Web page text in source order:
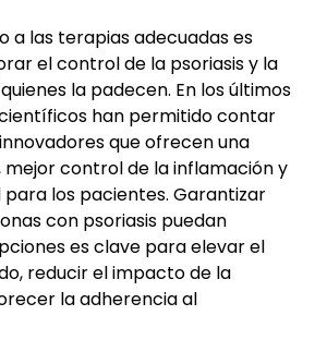
a las terapias adecuadas es
el control de la psoriasis y la
la padecen. En los últimos
han permitido contar
que ofrecen una
mejor control de la inflamación y
los pacientes. Garantizar
con psoriasis puedan
es clave para elevar el
reducir el impacto de la
la adherencia al